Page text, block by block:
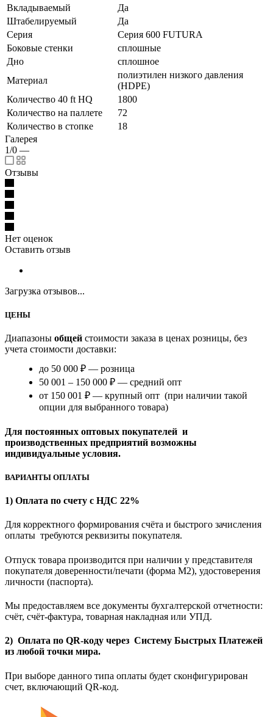
Вкладываемый
Да
Штабелируемый
Да
Серия
Серия 600 FUTURA
Боковые стенки
сплошные
Дно
сплошное
Материал
полиэтилен низкого давления
(HDPE)
Количество 40 ft HQ
1800
Количество на паллете
72
Количество в стопке
18
Галерея
1/0 —
Отзывы
Нет оценок
Оставить отзыв
Загрузка отзывов...
ЦЕНЫ
Диапазоны общей стоимости заказа в ценах розницы, без
учета стоимости доставки:
до 50 000 ₽ — розница
50 001 – 150 000 ₽ — средний опт
от 150 001 ₽ — крупный опт (при наличии такой
опции для выбранного товара)
Для постоянных оптовых покупателей и
производственных предприятий возможны
индивидуальные условия.
ВАРИАНТЫ ОПЛАТЫ
1) Оплата по счету с НДС 22%
Для корректного формирования счёта и быстрого зачисления
оплаты требуются реквизиты покупателя.
Отпуск товара производится при наличии у представителя
покупателя доверенности/печати (форма M2), удостоверения
личности (паспорта).
Мы предоставляем все документы бухгалтерской отчетности:
счёт, счёт-фактура, товарная накладная или УПД.
2) Оплата по QR-коду через Систему Быстрых Платежей
из любой точки мира.
При выборе данного типа оплаты будет сконфигурирован
счет, включающий QR-код.